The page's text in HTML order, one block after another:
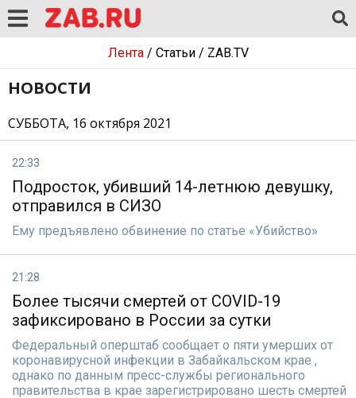
Лента/ Статьи/ ZAB.TV
НОВОСТИ
СУББОТА, 16 октября 2021
22:33
Подросток, убивший 14-летнюю девушку,
отправился в СИЗО
Ему предъявлено обвинение по статье «Убийство»
21:28
Более тысячи смертей от COVID-19
зафиксировано в России за сутки
Федеральный оперштаб сообщает о пяти умерших от
коронавирусной инфекции в Забайкальском крае ,
однако по данным пресс-службы регионального
правительства в крае зарегистрировано шесть смертей